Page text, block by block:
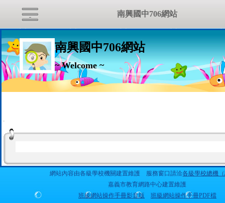
南興國中706網站
~ Welcome ~
:::
網站內容由各級學校機關建置維護 服務窗口請洽各級學校總機
嘉義市教育網路中心建置維護
班級網站操作手冊影音版
班級網站操作手冊PDF檔
南興國中706網站